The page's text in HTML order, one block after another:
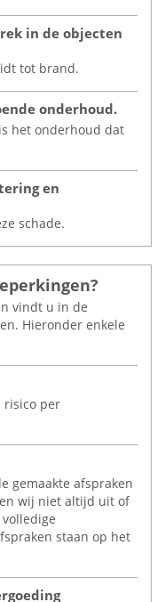
in de objecten
tot brand.
onderhoud.
het onderhoud dat
en
schade.
vindt u in de
Hieronder enkele
risico per
gemaakte afspraken
wij niet altijd uit of
staan op het